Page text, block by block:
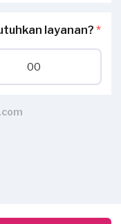
layanan? *
00